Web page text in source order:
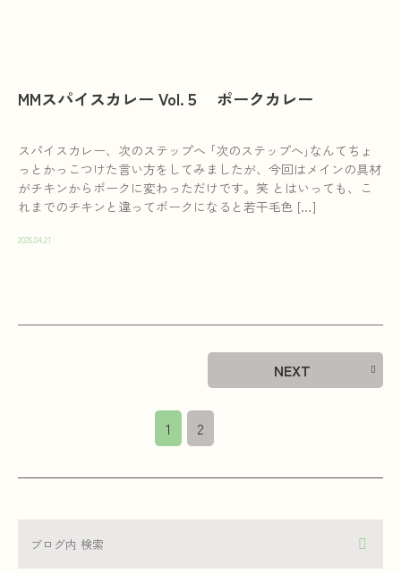
MMスパイスカレー Vol.５ ポークカレー
スパイスカレー、次のステップへ ｢次のステップへ｣なんてちょ
っとかっこつけた言い方をしてみましたが、今回はメインの具材
がチキンからポークに変わっただけです。笑 とはいっても、こ
れまでのチキンと違ってポークになると若干毛色 […]
2026.04.21
1 2
NEXT